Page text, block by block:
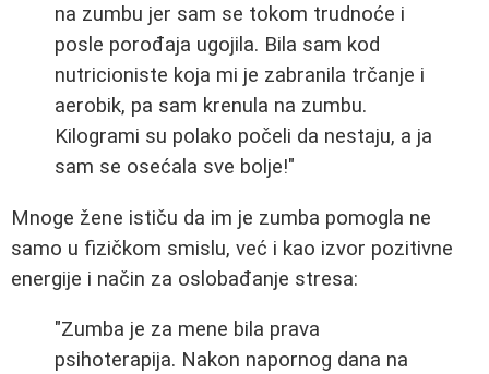
na zumbu jer sam se tokom trudnoće i
posle porođaja ugojila. Bila sam kod
nutricioniste koja mi je zabranila trčanje i
aerobik, pa sam krenula na zumbu.
Kilogrami su polako počeli da nestaju, a ja
sam se osećala sve bolje!"
Mnoge žene ističu da im je zumba pomogla ne
samo u fizičkom smislu, već i kao izvor pozitivne
energije i način za oslobađanje stresa:
"Zumba je za mene bila prava
psihoterapija. Nakon napornog dana na